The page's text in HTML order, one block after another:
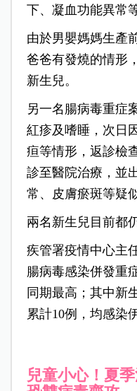
下、凝血功能異常
由於男嬰媽媽生產
爸爸有發燒的情形
新生兒。
另一名腸病毒重症
紅疹及嗜睡，次日
疸等情形，返診檢
診至醫院治療，並
常、皮膚瘀斑等疑
兩名新生兒目前都
疾管署疫情中心主
腸病毒感染併發重
同期最高；其中新
累計10例，均感染
兒童小心！夏